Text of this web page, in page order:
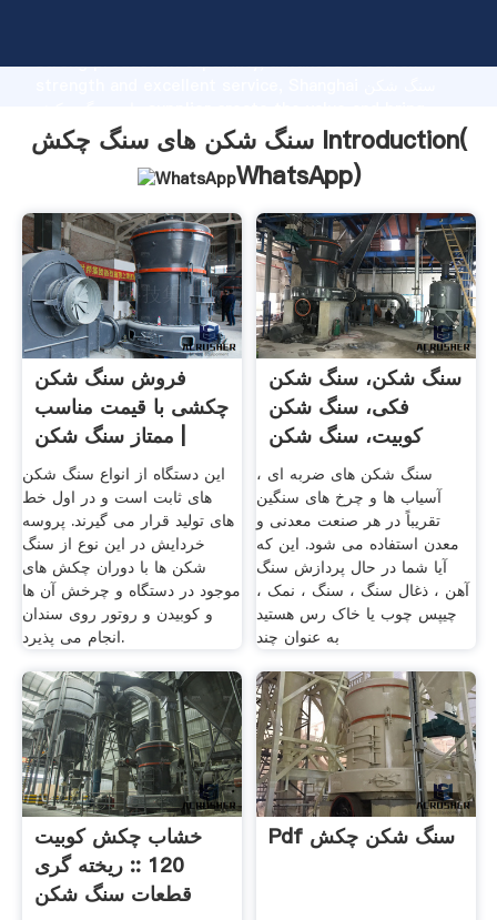
strong production capability, advanced research
values to all of customers.
سنگ شکن های سنگ چکش Introduction(
WhatsApp)
فروش سنگ شکن
چکشی با قیمت مناسب
| ممتاز سنگ شکن
این دستگاه از انواع سنگ شکن
های ثابت است و در اول خط
های تولید قرار می گیرند. پروسه
خردایش در این نوع از سنگ
شکن ها با دوران چکش های
موجود در دستگاه و چرخش آن ها
و کوبیدن و روتور روی سندان
انجام می پذیرد.
سنگ شکن، سنگ شکن
فکی، سنگ شکن
کوبیت، سنگ شکن
معدن
سنگ شکن های ضربه ای ،
آسیاب ها و چرخ های سنگین
تقریباً در هر صنعت معدنی و
معدن استفاده می شود. این که
آیا شما در حال پردازش سنگ
آهن ، ذغال سنگ ، سنگ ، نمک ،
چیپس چوب یا خاک رس هستید
به عنوان چند
خشاب چکش کوبیت
120 :: ریخته گری
قطعات سنگ شکن
Pdf سنگ شکن چکش